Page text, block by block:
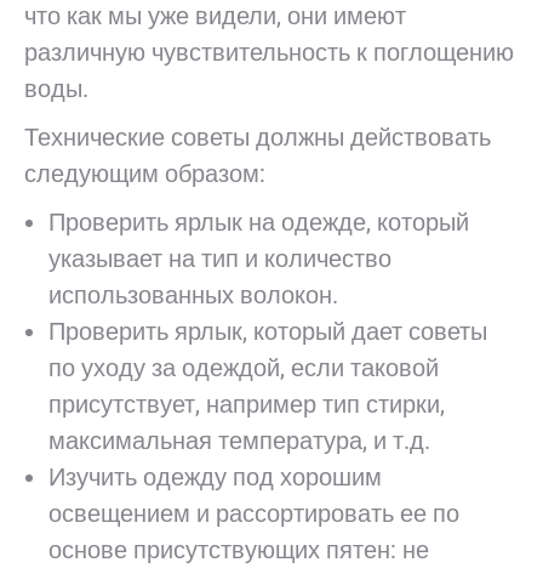
что как мы уже видели, они имеют
различную чувствительность к поглощению
воды.
Технические советы должны действовать
следующим образом:
Проверить ярлык на одежде, который
указывает на тип и количество
использованных волокон.
Проверить ярлык, который дает советы
по уходу за одеждой, если таковой
присутствует, например тип стирки,
максимальная температура, и т.д.
Изучить одежду под хорошим
освещением и рассортировать ее по
основе присутствующих пятен: не